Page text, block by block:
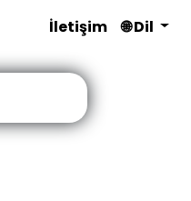
İletişim 🌐 Dil